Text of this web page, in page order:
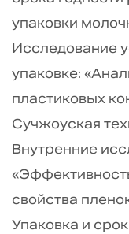
упаковки
Исследование
упаковке:
пластиковых
Сучжоуская
Внутренние
свойства
Упаковка и